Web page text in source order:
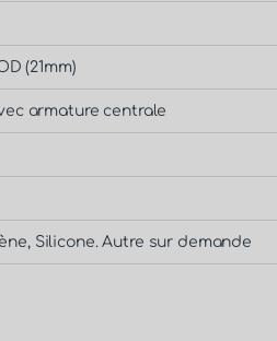
OD (21mm)
armature centrale
Silicone. Autre sur demande